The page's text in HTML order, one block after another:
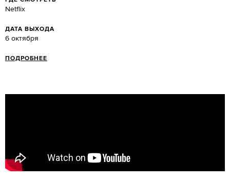
Netflix
ДАТА ВЫХОДА
6 октября
ПОДРОБНЕЕ